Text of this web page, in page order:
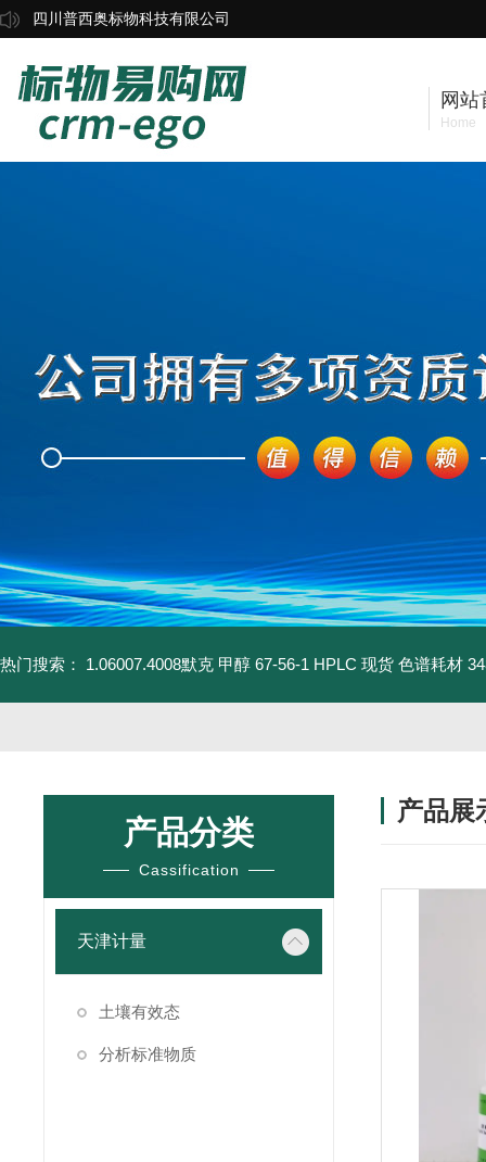
四川普西奥标物科技有限公司
网站
Home
热门搜索： 1.06007.4008默克 甲醇 67-56-1 HPLC 现货 色谱耗材
产品分类
Cassification
天津计量
土壤有效态
分析标准物质
产品展